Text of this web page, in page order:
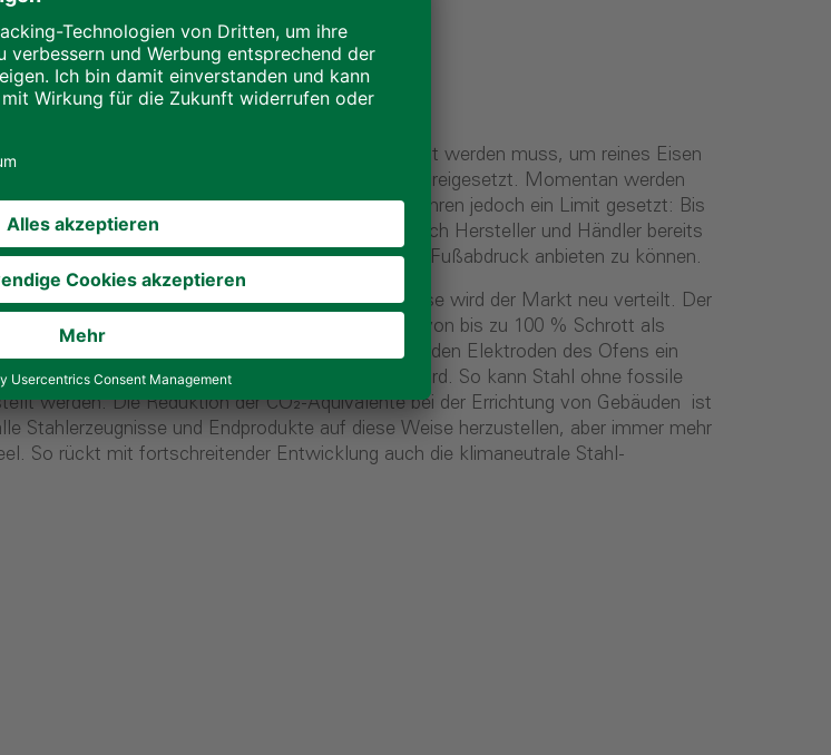
in Hochöfen unter hohem Energieaufwand erhitzt werden muss, um reines Eisen
chemischen Reaktion im Hochofen wird CO₂ freigesetzt. Momentan werden
des Pariser Klimaabkommens ist diesem Verfahren jedoch ein Limit gesetzt: Bis
erfolgen. Um dieses Ziel zu erreichen, suchen sich Hersteller und Händler bereits
heute moderne Produkte mit reduziertem CO₂-Fußabdruck anbieten zu können.
denn mit dem Einzug grüner Produktionsprozesse wird der Markt neu verteilt. Der
von CO₂ durch die Wiederverwendung von bis zu 100 % Schrott als
In Elektrolichtbogenöfen wird zwischen den Elektroden des Ofens ein
erwärmt und zu Schmelze gebracht wird. So kann Stahl ohne fossile
werden. Die Reduktion der CO₂-Äquivalente bei der Errichtung von Gebäuden ist
Stahlerzeugnisse und Endprodukte auf diese Weise herzustellen, aber immer mehr
So rückt mit fortschreitender Entwicklung auch die klimaneutrale Stahl-